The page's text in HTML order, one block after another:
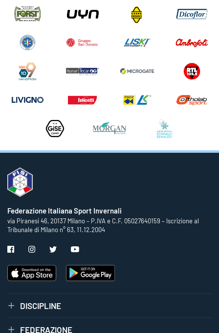
Federazione Italiana Sport Invernali
via Piranesi 46, 20137 Milano – P.IVA e C.F. 05027640159 – Iscrizione al
Tribunale di Milano n° 63, 11.12.2004
DISCIPLINE
FEDERAZIONE